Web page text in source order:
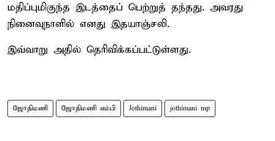
மதிப்புமிகுந்த இடத்தைப் பெற்றுத் தந்தது. அவரது
நினைவுநாளில் எனது இதயாஞ்சலி.
இவ்வாறு அதில் தெரிவிக்கப்பட்டுள்ளது.
ஜோதிமணி ஜோதிமணி எம்பி Jothimani jothimani mp